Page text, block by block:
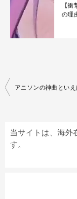
【
の理
Post
当サイトは、海外
す。